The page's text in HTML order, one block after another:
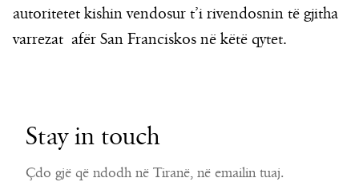
autoritetet kishin vendosur t’i rivendosnin të gjitha
varrezat afër San Franciskos në këtë qytet.
Stay in touch
Çdo gjë që ndodh në Tiranë, në emailin tuaj.